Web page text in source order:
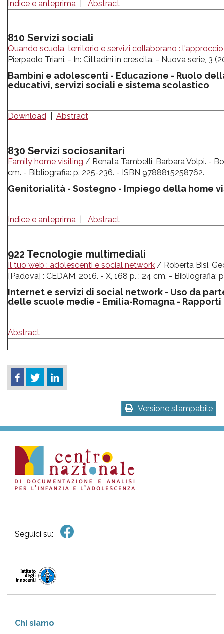
Indice e anteprima Abstract
810 Servizi sociali
Quando scuola, territorio e servizi collaborano :
Pierpaolo Triani. - In: Cittadini in crescita. - Nuova serie, 3
Bambini e adolescenti - Educazione - Ruolo
educativi, servizi sociali e sistema scolastico
Download Abstract
830 Servizi sociosanitari
Family home visiting / Renata Tambelli, Barbara Volpi. -
cm. - Bibliografia: p. 225-236. - ISBN 9788815258762.
Genitorialità - Sostegno - Impiego della home
Indice e anteprima Abstract
922 Tecnologie multimediali
Il tuo web : adolescenti e social network / Roberta Bisi,
[Padova] : CEDAM, 2016. - X, 168 p. ; 24 cm. - Bibliografia:
Internet e servizi di social network - Uso da
delle scuole medie - Emilia-Romagna -
Abstract
Versione stampabile
Seguici su:
Chi siamo